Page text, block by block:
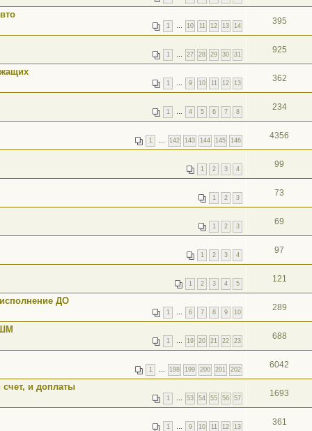
1 … 10 11 12 13 14 395
1 … 27 28 29 30 31 925
1 … 9 10 11 12 13 362
1 … 4 5 6 7 8 234
1 … 142 143 144 145 146 4356
1 2 3 4 99
1 2 3 73
1 2 3 69
1 2 3 4 97
1 2 3 4 5 121
ДО
1 … 6 7 8 9 10 289
1 … 19 20 21 22 23 688
1 … 198 199 200 201 202 6042
и доплаты
1 … 53 54 55 56 57 1693
1 … 9 10 11 12 13 361